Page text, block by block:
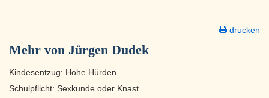
drucken
Mehr von Jürgen Dudek
Kindesentzug: Hohe Hürden
Schulpflicht: Sexkunde oder Knast